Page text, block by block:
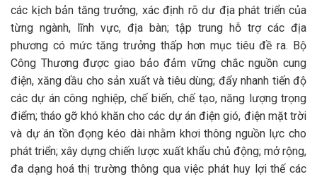
các kịch bản tăng trưởng, xác định rõ dư địa phát triển của
từng ngành, lĩnh vực, địa bàn; tập trung hỗ trợ các địa
phương có mức tăng trưởng thấp hơn mục tiêu đề ra. Bộ
Công Thương được giao bảo đảm vững chắc nguồn cung
điện, xăng dầu cho sản xuất và tiêu dùng; đẩy nhanh tiến độ
các dự án công nghiệp, chế biến, chế tạo, năng lượng trọng
điểm; tháo gỡ khó khăn cho các dự án điện gió, điện mặt trời
và dự án tồn đọng kéo dài nhằm khơi thông nguồn lực cho
phát triển; xây dựng chiến lược xuất khẩu chủ động; mở rộng,
đa dạng hoá thị trường thông qua việc phát huy lợi thế các